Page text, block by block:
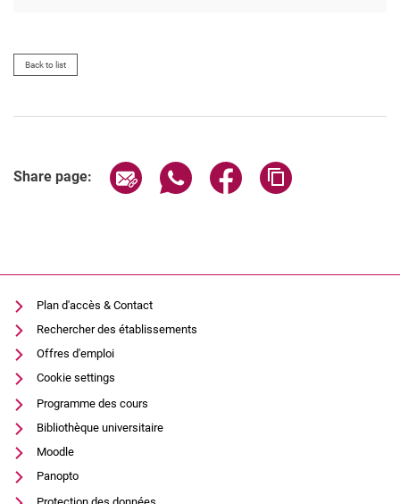
Back to list
Share page: Share page via email
Share page via WhatsApp
Share page via
Plan d'accès & Contact
Rechercher des établissements
Offres d'emploi
Cookie settings
Programme des cours
Bibliothèque universitaire
Moodle
Panopto